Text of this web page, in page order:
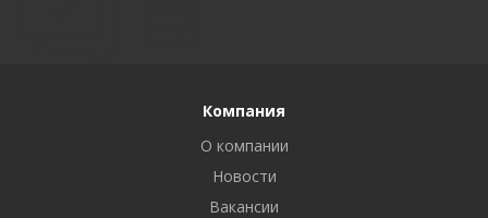
Компания
О компании
Новости
Вакансии